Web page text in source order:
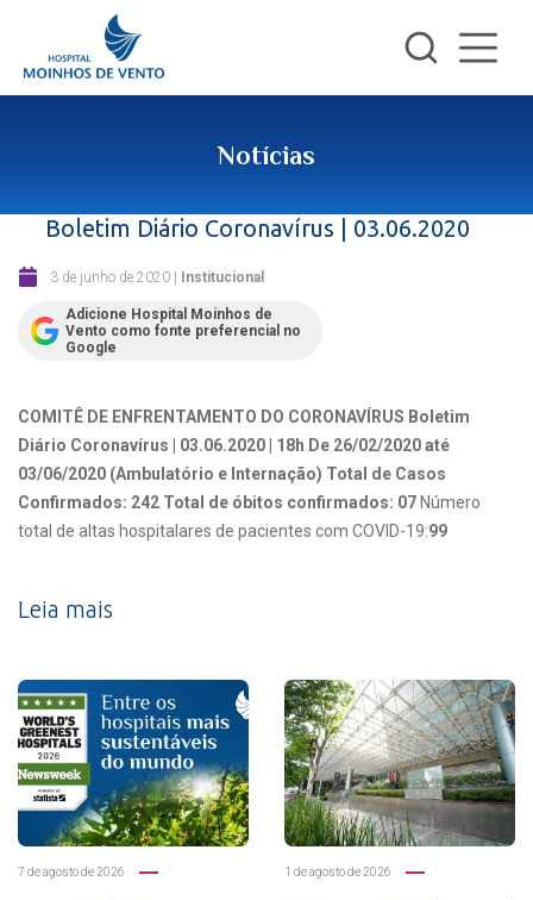
Notícias
Boletim Diário Coronavírus | 03.06.2020
3 de junho de 2020 | Institucional
Adicione Hospital Moinhos de
Vento como fonte preferencial no
Google
COMITÊ DE ENFRENTAMENTO DO CORONAVÍRUS Boletim
Diário Coronavírus | 03.06.2020 | 18h De 26/02/2020 até
03/06/2020 (Ambulatório e Internação) Total de Casos
Confirmados: 242 Total de óbitos confirmados: 07 Número
total de altas hospitalares de pacientes com COVID-19:99
Leia mais
7 de agosto de 2026 1 de agosto de 2026